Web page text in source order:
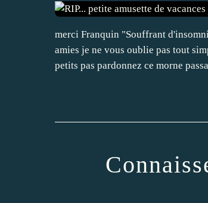
merci Franquin "Souffrant
amies je ne vous oublie pas tout
petits pas pardonnez ce morne